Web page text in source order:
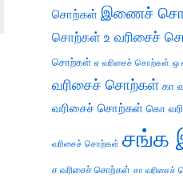
சொற்கள் இணைச்
சொற்கள் உ வரிசைச்
சொற்கள் ஏ வரிசைச் சொற்கள் ஒ
வரிசைச் சொற்கள் கா
வரிசைச் சொற்கள் கொ
வரிசைச் சொற்கள் சங்க
ச வரிசைச் சொற்கள் சா வரிசைச்